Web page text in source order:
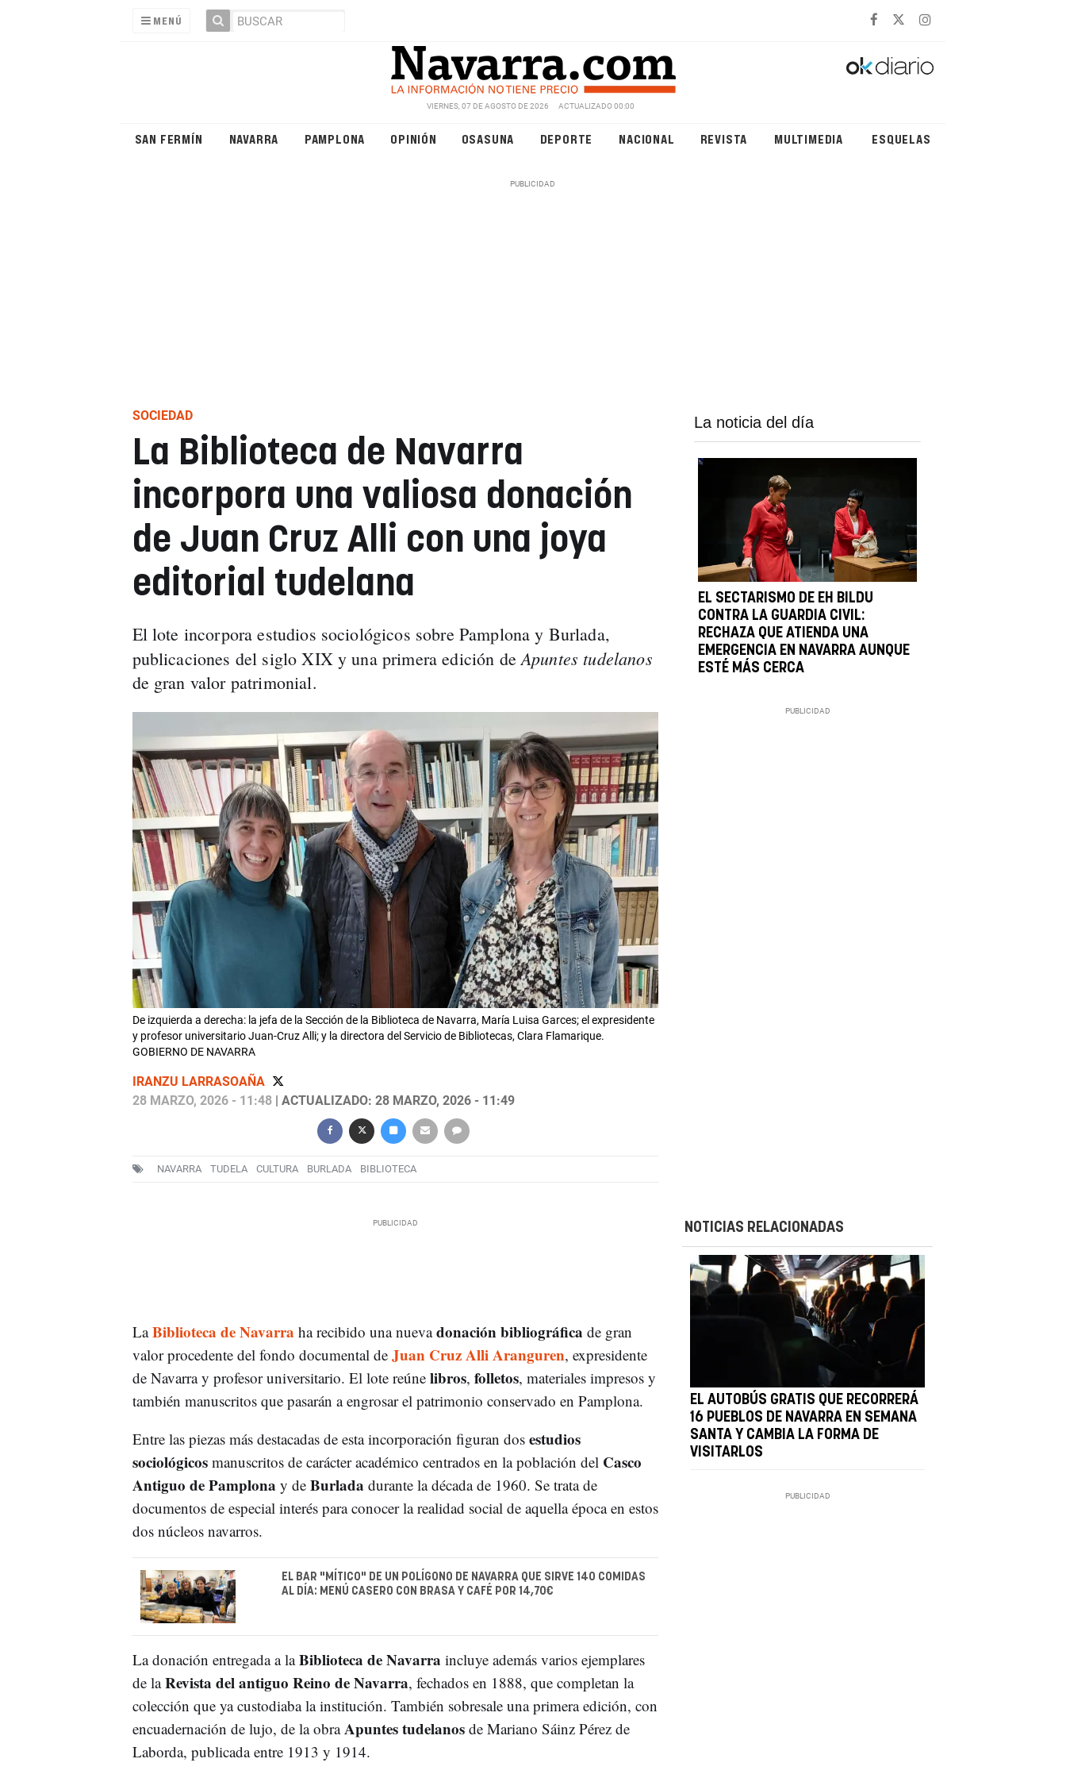
MENÚ
VIERNES, 07 DE AGOSTO DE 2026 ACTUALIZADO 00:00
SAN FERMÍN NAVARRA PAMPLONA OPINIÓN OSASUNA DEPORTE NACIONAL REVISTA MULTIMEDIA ESQUELAS
SOCIEDAD
La Biblioteca de Navarra
incorpora una valiosa donación
de Juan Cruz Alli con una joya
editorial tudelana
El lote incorpora estudios sociológicos sobre Pamplona y Burlada,
publicaciones del siglo XIX y una primera edición deApuntes tudelanos
de gran valor patrimonial.
De izquierda a derecha: la jefa de la Sección de la Biblioteca de Navarra, María Luisa Garces; el expresidente
y profesor universitario Juan-Cruz Alli; y la directora del Servicio de Bibliotecas, Clara Flamarique.
GOBIERNO DE NAVARRA
IRANZU LARRASOAÑA
28 MARZO, 2026 - 11:48| ACTUALIZADO: 28 MARZO, 2026 - 11:49
NAVARRA TUDELA CULTURA BURLADA BIBLIOTECA
La noticia del día
EL SECTARISMO DE EH BILDU
CONTRA LA GUARDIA CIVIL:
RECHAZA QUE ATIENDA UNA
EMERGENCIA EN NAVARRA AUNQUE
ESTÉ MÁS CERCA
LaBiblioteca de Navarra ha recibido una nuevadonación bibliográfica de gran
valor procedente del fondo documental de Juan Cruz Alli Aranguren, expresidente
de Navarra y profesor universitario. El lote reúne libros, folletos, materiales impresos y
también manuscritos que pasarán a engrosar el patrimonio conservado en Pamplona.
Entre las piezas más destacadas de esta incorporación figuran dos estudios
sociológicosmanuscritos de carácter académico centrados en la población del Casco
Antiguo de Pamplona y de Burlada durante la década de 1960. Se trata de
documentos de especial interés para conocer la realidad social de aquella época en estos
dos núcleos navarros.
EL BAR "MÍTICO" DE UN POLÍGONO DE NAVARRA QUE SIRVE 140 COMIDAS
AL DÍA: MENÚ CASERO CON BRASA Y CAFÉ POR 14,70€
La donación entregada a laBiblioteca de Navarra incluye además varios ejemplares
de laRevista del antiguo Reino de Navarra, fechados en 1888, que completan la
colección que ya custodiaba la institución. También sobresale una primera edición, con
encuadernación de lujo, de la obraApuntes tudelanosde Mariano Sáinz Pérez de
Laborda, publicada entre 1913 y 1914.
NOTICIAS RELACIONADAS
EL AUTOBÚS GRATIS QUE RECORRERÁ
16 PUEBLOS DE NAVARRA EN SEMANA
SANTA Y CAMBIA LA FORMA DE
VISITARLOS